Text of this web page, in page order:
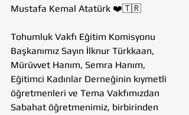
Mustafa Kemal Atatürk ❤️🇹🇷
Tohumluk Vakfı Eğitim Komisyonu
Başkanımız Sayın İlknur Türkkaan,
Mürüvvet Hanım, Semra Hanım,
Eğitimci Kadınlar Derneğinin kıymetli
öğretmenleri ve Tema Vakfımızdan
Sabahat öğretmenimiz, birbirinden